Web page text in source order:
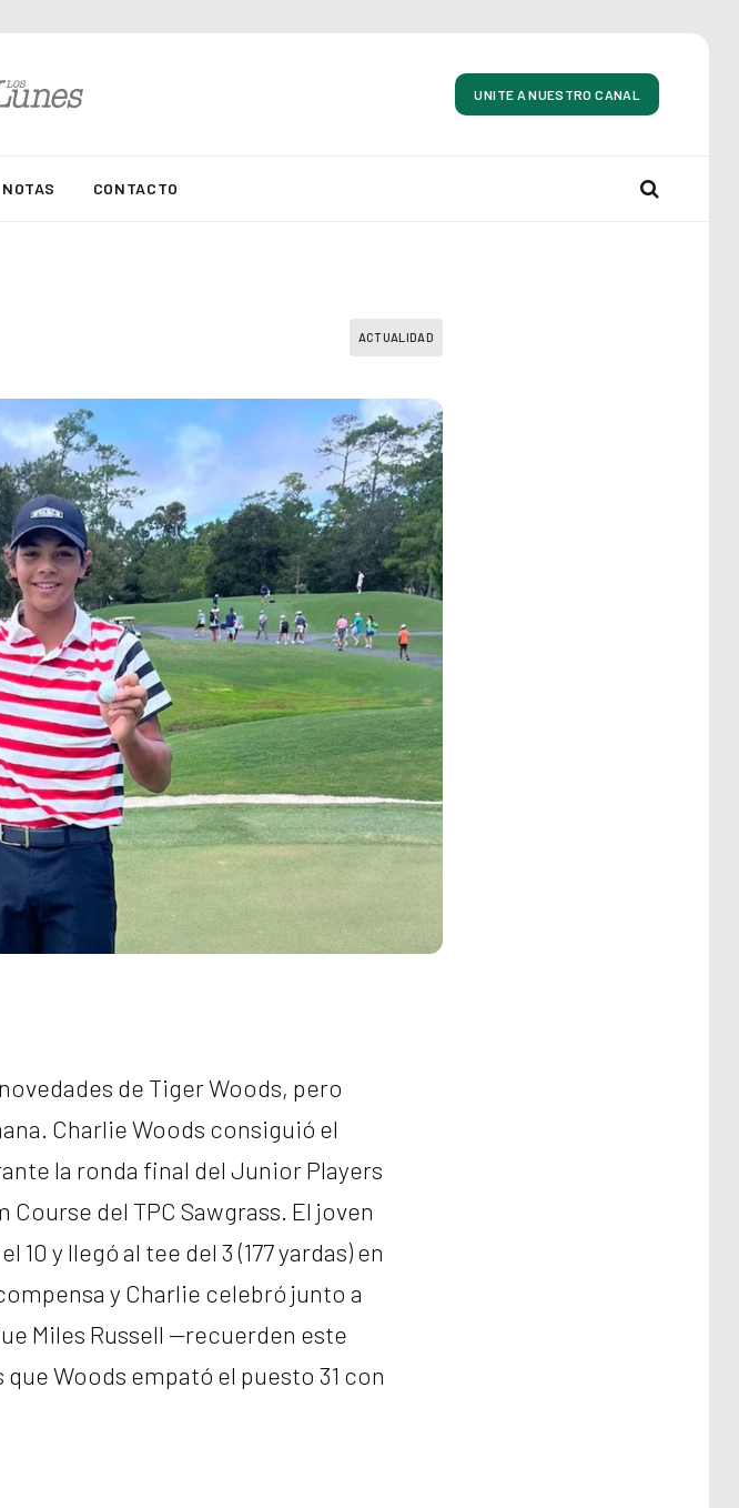
UNITE A NUESTRO CANAL
NOTAS CONTACTO
ACTUALIDAD
de Tiger Woods, pero
Charlie Woods consiguió el
la ronda final del Junior Players
del TPC Sawgrass. El joven
y llegó al tee del 3 (177 yardas) en
y Charlie celebró junto a
Miles Russell —recuerden este
Woods empató el puesto 31 con